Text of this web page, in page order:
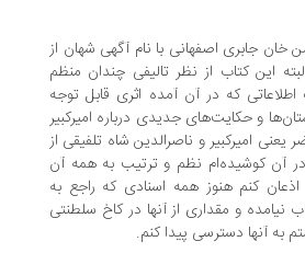
اصفهانی با نام آگهی شهان از
کتاب از نظر تالیفی چندان منظم
که در آن آمده اثری قابل توجه
جدیدی درباره امیرکبیر
و ناصرالدین شاه تلفیقی از
نظم و ترتیب به همه آن
کنم هنوز همه اسنادی که راجع به
و مقداری از آنها در کاخ سلطنتی
دسترسی پیدا کنم.